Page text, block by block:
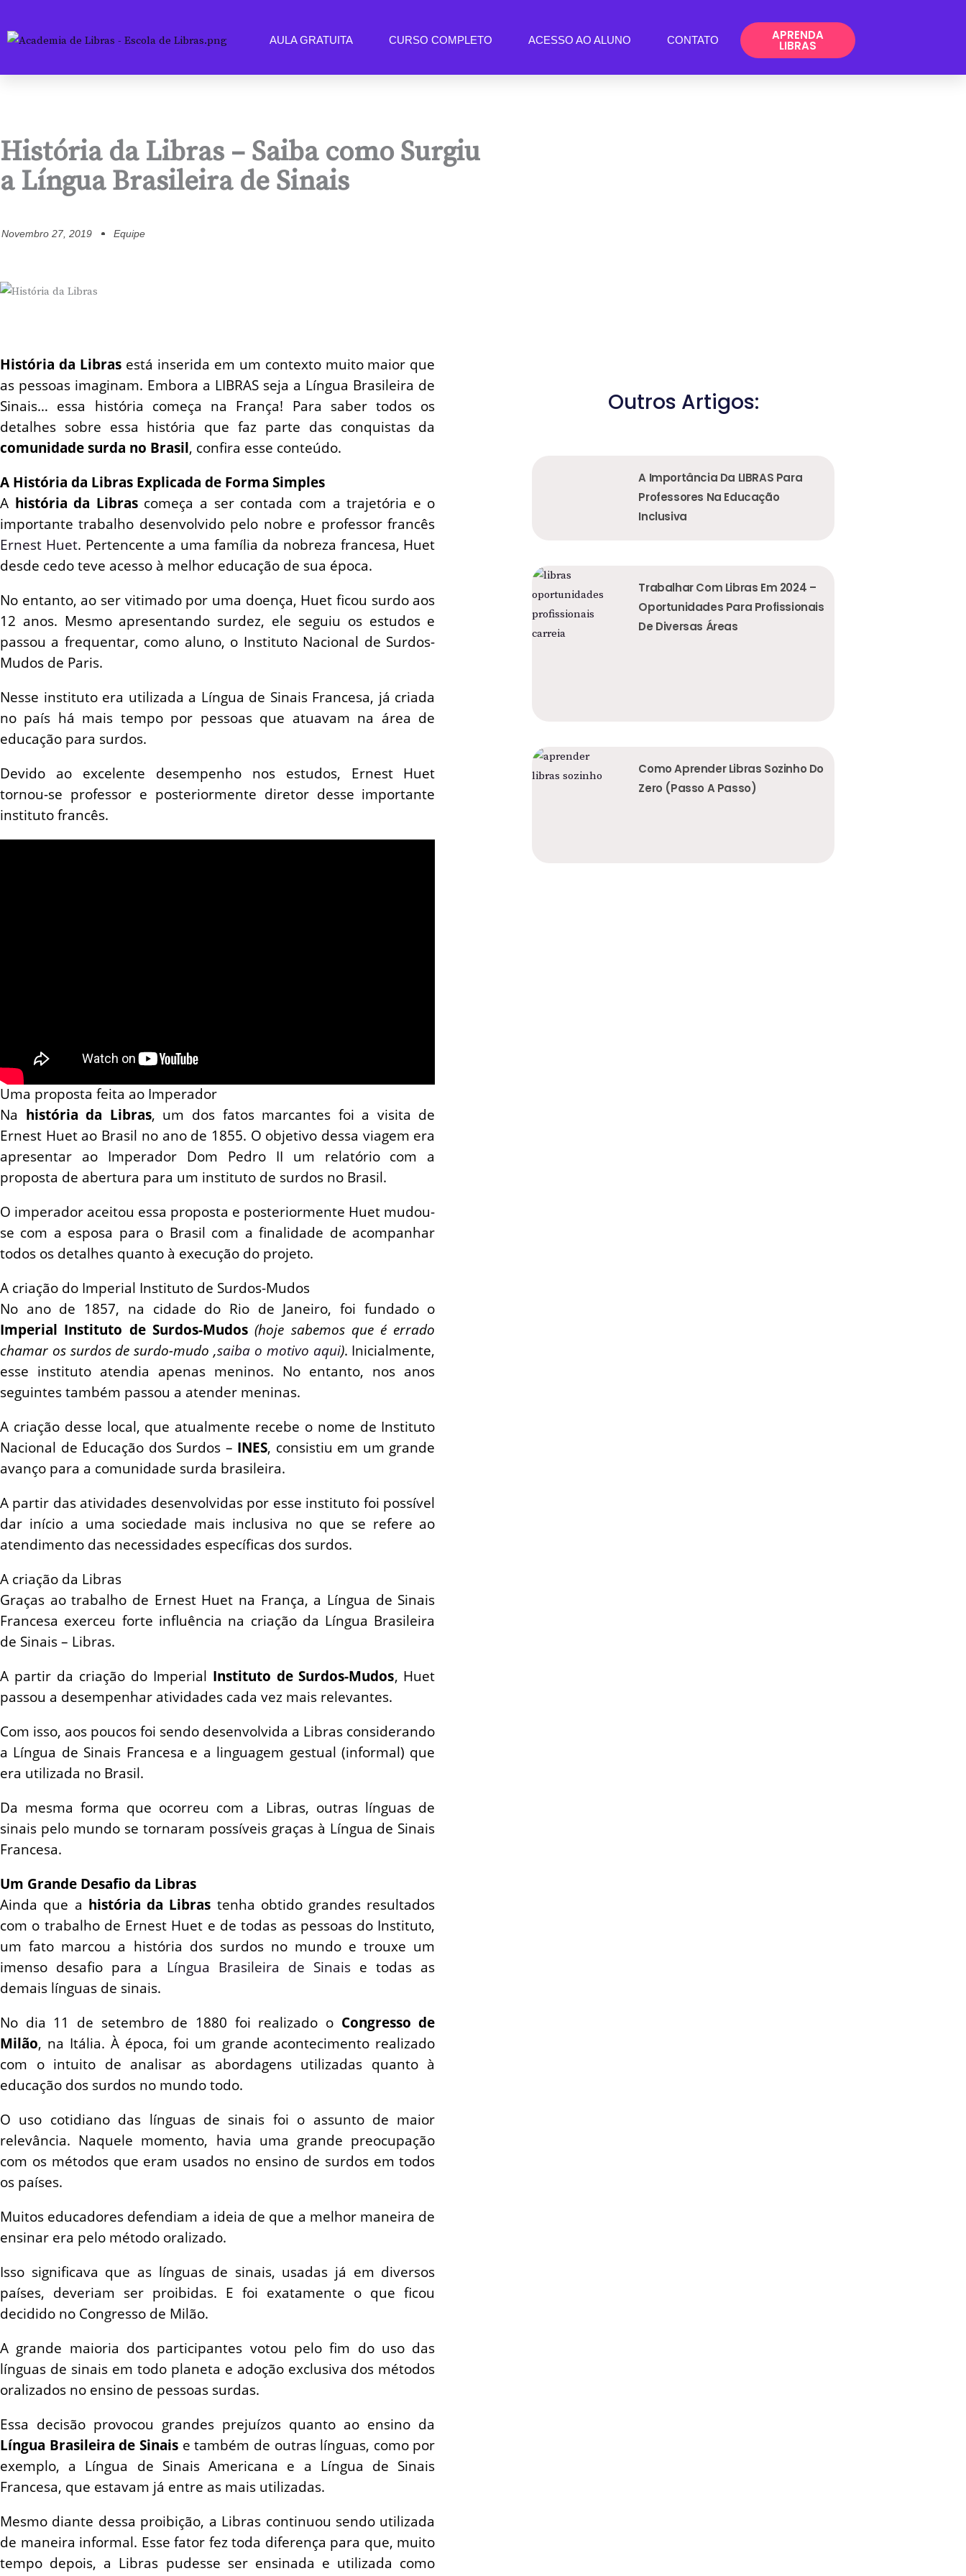
AULA GRATUITA CURSO COMPLETO ACESSO AO ALUNO CONTATO APRENDA
LIBRAS
História da Libras – Saiba como Surgiu
a Língua Brasileira de Sinais
Novembro 27, 2019 Equipe
História da Librasestá inserida em um contexto muito maior que
as pessoas imaginam. Embora a LIBRAS seja a Língua Brasileira de
Sinais… essa história começa na França! Para saber todos os
detalhes sobre essa história que faz parte das conquistas da
comunidade surda no Brasil, confira esse conteúdo.
A História da Libras Explicada de Forma Simples
A história da Librascomeça a ser contada com a trajetória e o
importante trabalho desenvolvido pelo nobre e professor francês
Ernest Huet. Pertencente a uma família da nobreza francesa, Huet
desde cedo teve acesso à melhor educação de sua época.
No entanto, ao ser vitimado por uma doença, Huet ficou surdo aos
12 anos. Mesmo apresentando surdez, ele seguiu os estudos e
passou a frequentar, como aluno, o Instituto Nacional de Surdos-
Mudos de Paris.
Nesse instituto era utilizada a Língua de Sinais Francesa, já criada
no país há mais tempo por pessoas que atuavam na área de
educação para surdos.
Devido ao excelente desempenho nos estudos, Ernest Huet
tornou-se professor e posteriormente diretor desse importante
instituto francês.
Uma proposta feita ao Imperador
Na história da Libras, um dos fatos marcantes foi a visita de
Ernest Huet ao Brasil no ano de 1855. O objetivo dessa viagem era
apresentar ao Imperador Dom Pedro II um relatório com a
proposta de abertura para um instituto de surdos no Brasil.
O imperador aceitou essa proposta e posteriormente Huet mudou-
se com a esposa para o Brasil com a finalidade de acompanhar
todos os detalhes quanto à execução do projeto.
A criação do Imperial Instituto de Surdos-Mudos
No ano de 1857, na cidade do Rio de Janeiro, foi fundado o
Imperial Instituto de Surdos-Mudos (hoje sabemos que é errado
chamar os surdos de surdo-mudo ,saiba o motivo aqui). Inicialmente,
esse instituto atendia apenas meninos. No entanto, nos anos
seguintes também passou a atender meninas.
A criação desse local, que atualmente recebe o nome de Instituto
Nacional de Educação dos Surdos – INES, consistiu em um grande
avanço para a comunidade surda brasileira.
A partir das atividades desenvolvidas por esse instituto foi possível
dar início a uma sociedade mais inclusiva no que se refere ao
atendimento das necessidades específicas dos surdos.
A criação da Libras
Graças ao trabalho de Ernest Huet na França, a Língua de Sinais
Francesa exerceu forte influência na criação da Língua Brasileira
de Sinais – Libras.
A partir da criação do Imperial Instituto de Surdos-Mudos, Huet
passou a desempenhar atividades cada vez mais relevantes.
Com isso, aos poucos foi sendo desenvolvida a Libras considerando
a Língua de Sinais Francesa e a linguagem gestual (informal) que
era utilizada no Brasil.
Da mesma forma que ocorreu com a Libras, outras línguas de
sinais pelo mundo se tornaram possíveis graças à Língua de Sinais
Francesa.
Um Grande Desafio da Libras
Ainda que a história da Libras tenha obtido grandes resultados
com o trabalho de Ernest Huet e de todas as pessoas do Instituto,
um fato marcou a história dos surdos no mundo e trouxe um
imenso desafio para a Língua Brasileira de Sinais e todas as
demais línguas de sinais.
No dia 11 de setembro de 1880 foi realizado o Congresso de
Milão, na Itália. À época, foi um grande acontecimento realizado
com o intuito de analisar as abordagens utilizadas quanto à
educação dos surdos no mundo todo.
O uso cotidiano das línguas de sinais foi o assunto de maior
relevância. Naquele momento, havia uma grande preocupação
com os métodos que eram usados no ensino de surdos em todos
os países.
Muitos educadores defendiam a ideia de que a melhor maneira de
ensinar era pelo método oralizado.
Isso significava que as línguas de sinais, usadas já em diversos
países, deveriam ser proibidas. E foi exatamente o que ficou
decidido no Congresso de Milão.
A grande maioria dos participantes votou pelo fim do uso das
línguas de sinais em todo planeta e adoção exclusiva dos métodos
oralizados no ensino de pessoas surdas.
Essa decisão provocou grandes prejuízos quanto ao ensino da
Língua Brasileira de Sinaise também de outras línguas, como por
exemplo, a Língua de Sinais Americana e a Língua de Sinais
Francesa, que estavam já entre as mais utilizadas.
Mesmo diante dessa proibição, a Libras continuou sendo utilizada
de maneira informal. Esse fator fez toda diferença para que, muito
tempo depois, a Libras pudesse ser ensinada e utilizada como
Outros Artigos:
A Importância Da LIBRAS Para
Professores Na Educação
Inclusiva
Trabalhar Com Libras Em 2024 –
Oportunidades Para Profissionais
De Diversas Áreas
Como Aprender Libras Sozinho Do
Zero (Passo A Passo)